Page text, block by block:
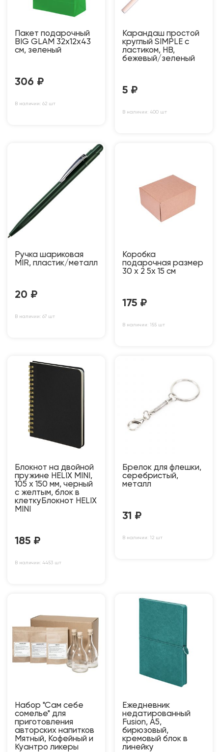
Пакет подарочный
BIG GLAM 32х12х43
см, зеленый
306 ₽
В наличии: 62 шт
Карандаш простой
круглый SIMPLE с
ластиком, HB,
бежевый/зеленый
5 ₽
В наличии: 400 шт
Ручка шариковая
MIR, пластик/металл
20 ₽
В наличии: 67 шт
Коробка
подарочная размер
30 х 2 5х 15 см
175 ₽
В наличии: 155 шт
Блокнот на двойной
пружине HELIX MINI,
105 х 150 мм, черный
с желтым, блок в
клеткуБлокнот HELIX
MINI
185 ₽
В наличии: 4453 шт
Брелок для флешки,
серебристый,
металл
31 ₽
В наличии: 12 шт
Набор "Сам себе
сомелье" для
приготовления
авторских напитков
Мятный, Кофейный и
Куантро ликеры
Ежедневник
недатированный
Fusion, А5,
бирюзовый,
кремовый блок в
линейку